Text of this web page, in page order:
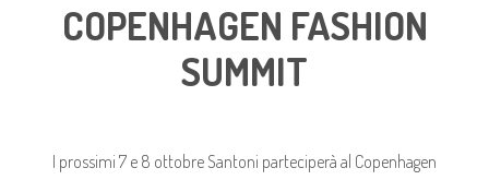
COPENHAGEN FASHION
SUMMIT
I prossimi 7 e 8 ottobre Santoni parteciperà al Copenhagen